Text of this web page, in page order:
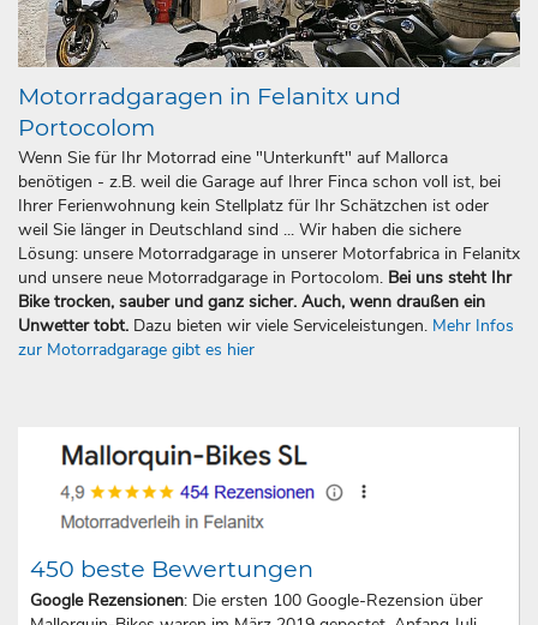
Motorradgaragen in Felanitx und
Portocolom
Wenn Sie für Ihr Motorrad eine "Unterkunft" auf Mallorca
benötigen - z.B. weil die Garage auf Ihrer Finca schon voll ist, bei
Ihrer Ferienwohnung kein Stellplatz für Ihr Schätzchen ist oder
weil Sie länger in Deutschland sind ... Wir haben die sichere
Lösung: unsere Motorradgarage in unserer Motorfabrica in Felanitx
und unsere neue Motorradgarage in Portocolom. Bei uns steht Ihr
Bike trocken, sauber und ganz sicher. Auch, wenn draußen ein
Unwetter tobt. Dazu bieten wir viele Serviceleistungen. Mehr Infos
zur Motorradgarage gibt es hier
450 beste Bewertungen
Google Rezensionen: Die ersten 100 Google-Rezension über